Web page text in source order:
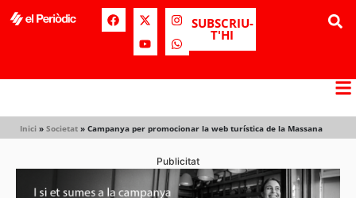
SUBSCRIU-
T'HI
Inici » Societat » Campanya per promocionar la web turística de la Massana
Publicitat